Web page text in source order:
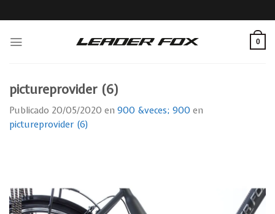
to
0
pictureprovider (6)
Publicado 20/05/2020 en 900 &veces; 900 en
pictureprovider (6)